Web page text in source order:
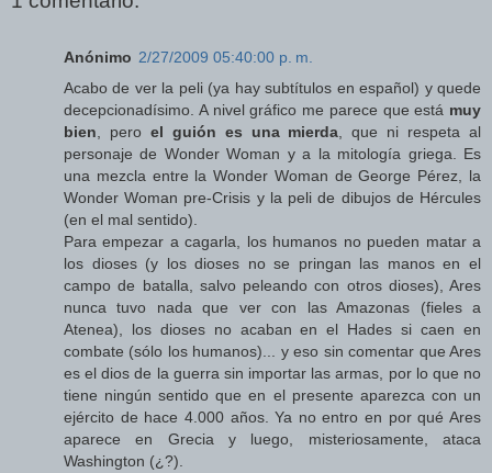
Anónimo 2/27/2009 05:40:00 p. m.
Acabo de ver la peli (ya hay subtítulos en español) y quede
decepcionadísimo. A nivel gráfico me parece que está muy
bien, pero el guión es una mierda, que ni respeta al
personaje de Wonder Woman y a la mitología griega. Es
una mezcla entre la Wonder Woman de George Pérez, la
Wonder Woman pre-Crisis y la peli de dibujos de Hércules
(en el mal sentido).
Para empezar a cagarla, los humanos no pueden matar a
los dioses (y los dioses no se pringan las manos en el
campo de batalla, salvo peleando con otros dioses), Ares
nunca tuvo nada que ver con las Amazonas (fieles a
Atenea), los dioses no acaban en el Hades si caen en
combate (sólo los humanos)... y eso sin comentar que Ares
es el dios de la guerra sin importar las armas, por lo que no
tiene ningún sentido que en el presente aparezca con un
ejército de hace 4.000 años. Ya no entro en por qué Ares
aparece en Grecia y luego, misteriosamente, ataca
Washington (¿?).